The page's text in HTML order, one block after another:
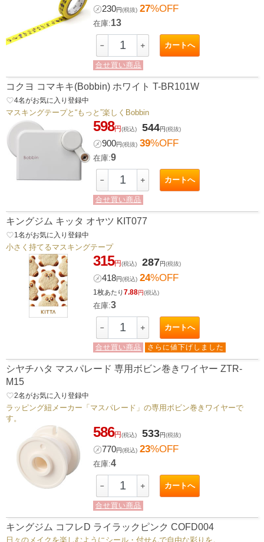
㋱230円(税抜) 27%OFF
在庫:13
－ ＋ カートへ
合せ買い商品
コクヨ コマキキ(Bobbin) ホワイト T-BR101W
favorite_border4名がお気に入り登録中
マスキングテープと“もっと”楽しくBobbin
598円(税込) 544円(税抜)
㋱900円(税抜) 39%OFF
在庫:9
－ ＋ カートへ
合せ買い商品
キングジム キッタ オヤツ KIT077
favorite_border1 名がお気に入り登録中
小さく持てるマスキングテープ
315円(税込) 287円(税抜)
㋱418円(税込) 24%OFF
1枚あたり7.88円(税込)
在庫:3
－ ＋ カートへ
合せ買い商品 さらに値下げしました
シヤチハタ マスパレード 専用ボビン巻きワイヤー ZTR-
M15
favorite_border2名がお気に入り登録中
ラッピング紐メーカー「マスパレード」の専用ボビン巻きワイヤーで
す。
586円(税込) 533円(税抜)
㋱770円(税込) 23%OFF
在庫:4
－ ＋ カートへ
合せ買い商品
キングジム コフレD ライラックピンク COFD004
日々のメイクを楽しむようにシール・付せんで自由な彩りを。